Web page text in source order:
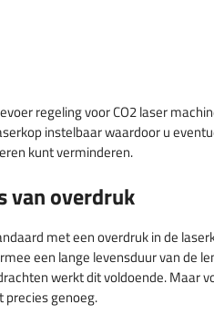
regeling voor CO2 laser
instelbaar waardoor u
kunt verminderen.
van overdruk
met een overdruk in de
een lange levensduur van de
werkt dit voldoende. Maar
precies genoeg.